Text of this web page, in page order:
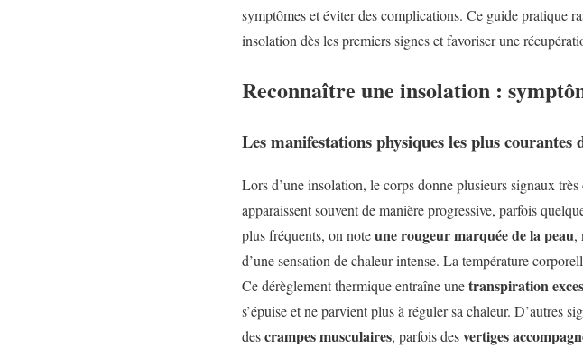
symptômes et éviter des complications. Ce guide pratique
insolation dès les premiers signes et favoriser une
Reconnaître une insolation :
Les manifestations physiques les plus courantes
Lors d’une insolation, le corps donne plusieurs signaux
apparaissent souvent de manière progressive, parfois
plus fréquents, on noteune rougeur marquée de la peau,
d’une sensation de chaleur intense. La température
Ce dérèglement thermique entraîne unetranspiration
s’épuise et ne parvient plus à réguler sa chaleur. D’autres
descrampes musculaires, parfois desvertiges